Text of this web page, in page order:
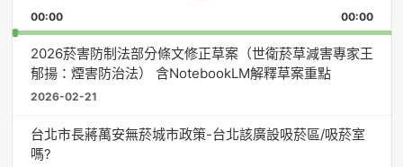
Rate
Forward
00:00 00:00
2026菸害防制法部分條文修正草案（世衛菸草減害專家王
郁揚：煙害防治法） 含NotebookLM解釋草案重點
2026-02-21
台北市長蔣萬安無菸城市政策-台北該廣設吸菸區/吸菸室
嗎?